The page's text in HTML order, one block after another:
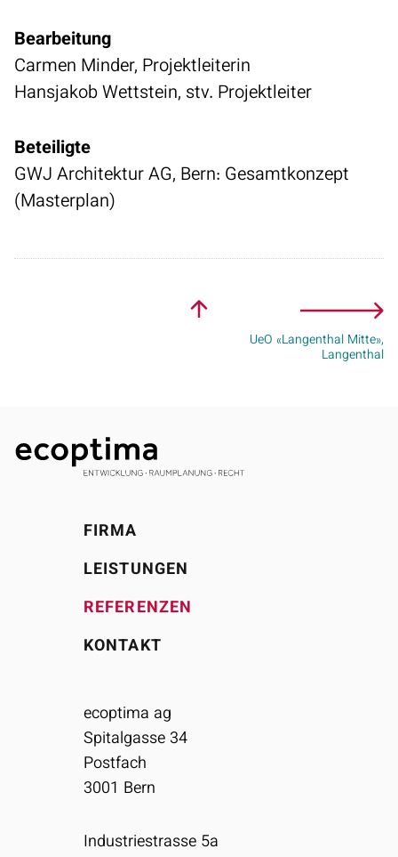
Bearbeitung
Carmen Minder, Projektleiterin
Hansjakob Wettstein, stv. Projektleiter
Beteiligte
GWJ Architektur AG, Bern: Gesamtkonzept
(Masterplan)
UeO «Langenthal Mitte»,
Langenthal
FIRMA
LEISTUNGEN
REFERENZEN
KONTAKT
ecoptima ag
Spitalgasse 34
Postfach
3001 Bern
Industriestrasse 5a